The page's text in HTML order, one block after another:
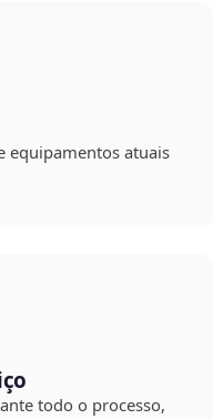
equipamentos atuais
todo o processo,